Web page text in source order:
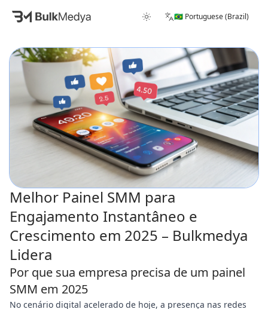
🇧🇷 Portuguese (Brazil)
Melhor Painel SMM para
Engajamento Instantâneo e
Crescimento em 2025 – Bulkmedya
Lidera
Por que sua empresa precisa de um painel
SMM em 2025
No cenário digital acelerado de hoje, a presença nas redes